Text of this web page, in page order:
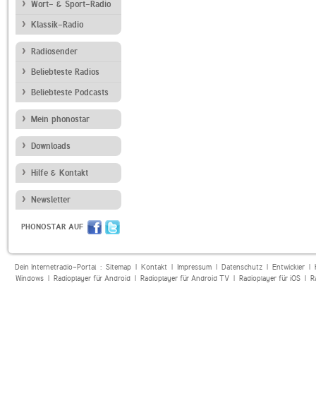
Wort- & Sport-Radio
Klassik-Radio
Radiosender
Beliebteste Radios
Beliebteste Podcasts
Mein phonostar
Downloads
Hilfe & Kontakt
Newsletter
PHONOSTAR AUF
Dein Internetradio-Portal : Sitemap| Kontakt| Impressum| Datenschutz| Entwickler|
Windows| Radioplayer für Android| Radioplayer für Android TV| Radioplayer für iOS|